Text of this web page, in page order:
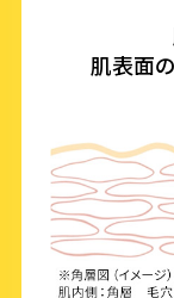
肌表面の